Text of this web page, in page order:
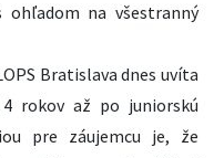
na všestranný
Bratislava dnes uvíta
rokov až po juniorskú
pre záujemcu je, že